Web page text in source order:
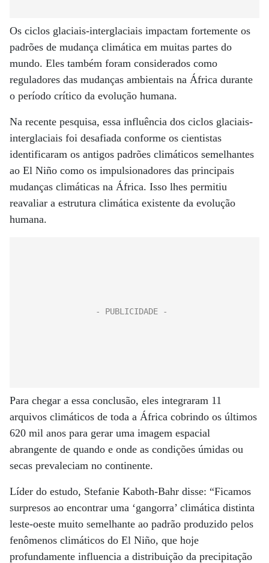
Os ciclos glaciais-interglaciais impactam fortemente os
padrões de mudança climática em muitas partes do
mundo. Eles também foram considerados como
reguladores das mudanças ambientais na África durante
o período crítico da evolução humana.
Na recente pesquisa, essa influência dos ciclos glaciais-
interglaciais foi desafiada conforme os cientistas
identificaram os antigos padrões climáticos semelhantes
ao El Niño como os impulsionadores das principais
mudanças climáticas na África. Isso lhes permitiu
reavaliar a estrutura climática existente da evolução
humana.
Para chegar a essa conclusão, eles integraram 11
arquivos climáticos de toda a África cobrindo os últimos
620 mil anos para gerar uma imagem espacial
abrangente de quando e onde as condições úmidas ou
secas prevaleciam no continente.
Líder do estudo, Stefanie Kaboth-Bahr disse: “Ficamos
surpresos ao encontrar uma ‘gangorra’ climática distinta
leste-oeste muito semelhante ao padrão produzido pelos
fenômenos climáticos do El Niño, que hoje
profundamente influencia a distribuição da precipitação